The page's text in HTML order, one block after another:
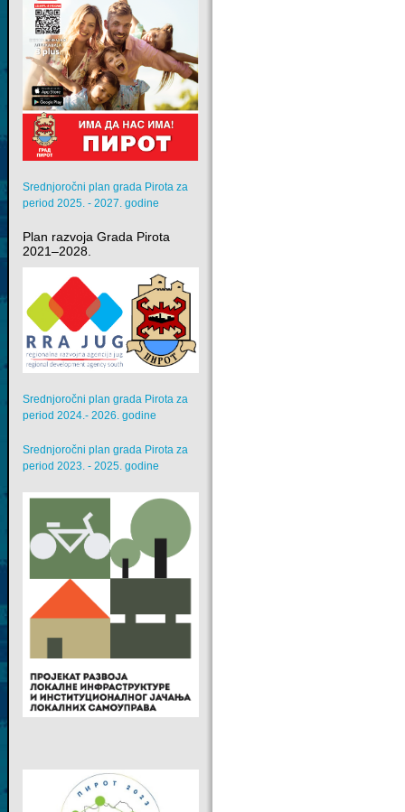
Srednjoročni plan grada Pirota za
period 2025. - 2027. godine
Plan razvoja Grada Pirota
2021–2028.
Srednjoročni plan grada Pirota za
period 2024.- 2026. godine
Srednjoročni plan grada Pirota za
period 2023. - 2025. godine